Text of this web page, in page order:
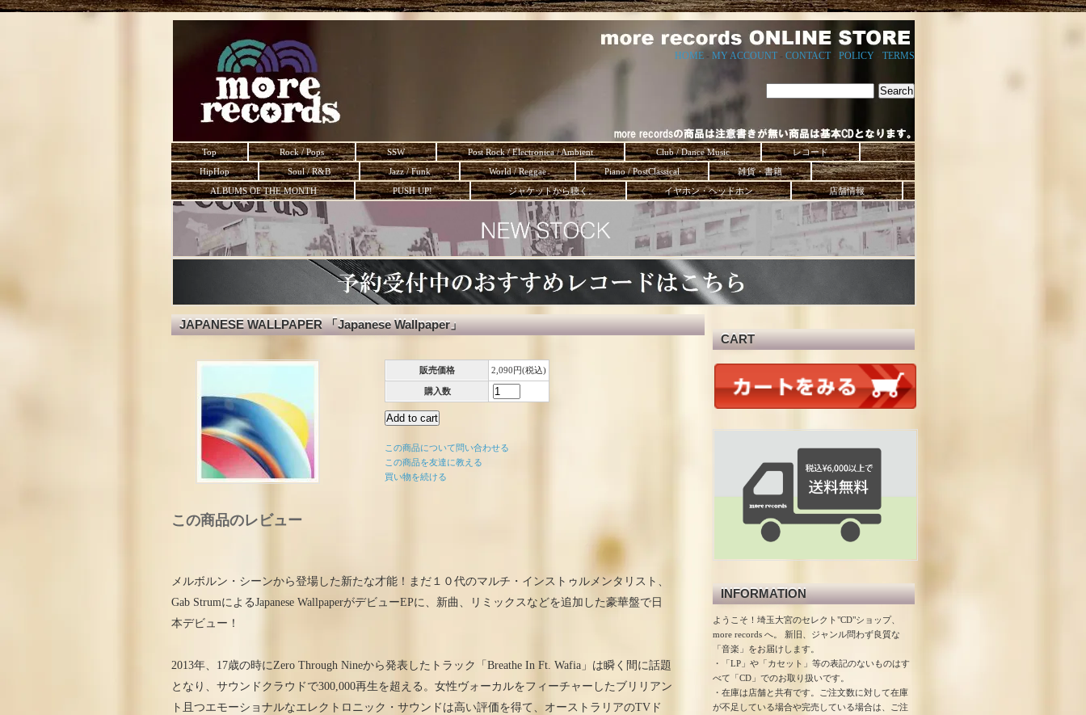
HOME - MY ACCOUNT - CONTACT- POLICY TERMS
Top Rock / Pops SSW Post Rock / Electronica / Ambient Club / Dance Music
レコード
HipHop
Soul / R&B Jazz / Funk World / Reggae Piano / PostClassical
雑貨・書籍
ALBUMS OF THE MONTH
PUSH UP! ジャケットから聴く。 イヤホン・ヘッドホン 店舗情報
JAPANESE WALLPAPER 「Japanese Wallpaper」
販売価格 2,090円(税込)
購入数
この商品について問い合わせる
この商品を友達に教える
買い物を続ける
この商品のレビュー
メルボルン・シーンから登場した新たな才能！まだ１０代のマルチ・インストゥルメンタリスト、
Gab StrumによるJapanese WallpaperがデビューEPに、新曲、リミックスなどを追加した豪華盤で日
本デビュー！
2013年、17歳の時にZero Through Nineから発表したトラック「Breathe In Ft. Wafia」は瞬く間に話題
となり、サウンドクラウドで300,000再生を超える。女性ヴォーカルをフィーチャーしたブリリアン
ト且つエモーショナルなエレクトロニック・サウンドは高い評価を得て、オーストラリアのTVド
CART
INFORMATION
ようこそ！埼玉大宮のセレクト"CD"ショップ、
more records へ。 新旧、ジャンル問わず良質な
「音楽」をお届けします。
・「LP」や「カセット」等の表記のないものはす
べて「CD」でのお取り扱いです。
・在庫は店舗と共有です。ご注文数に対して在庫
が不足している場合や完売している場合は、ご注